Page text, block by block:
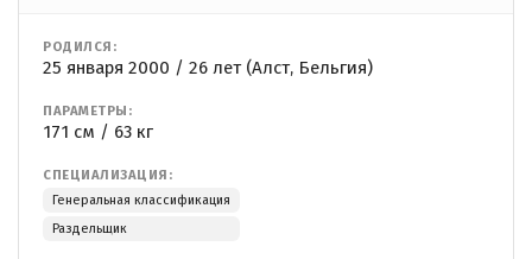
РОДИЛСЯ:
25 января 2000 / 26 лет (Алст, Бельгия)
ПАРАМЕТРЫ:
171 см / 63 кг
СПЕЦИАЛИЗАЦИЯ:
Генеральная классификация
Раздельщик